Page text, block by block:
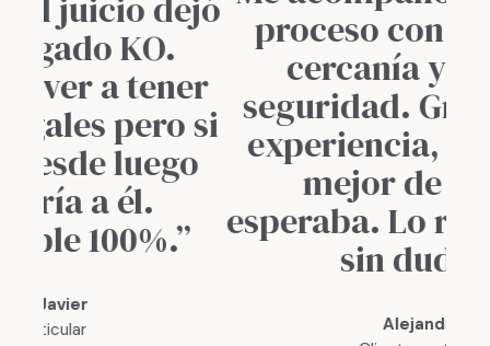
proceso con claridad,
cercanía y mucha
seguridad. Gracias a su
experiencia, todo salió
mejor de lo que
esperaba. Lo recomiendo
sin dudar.”